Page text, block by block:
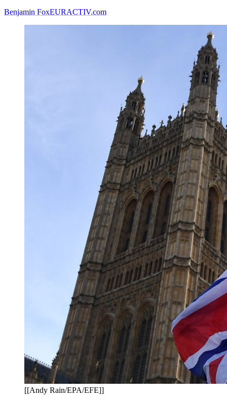
Benjamin FoxEURACTIV.com
[[Andy Rain/EPA/EFE]]